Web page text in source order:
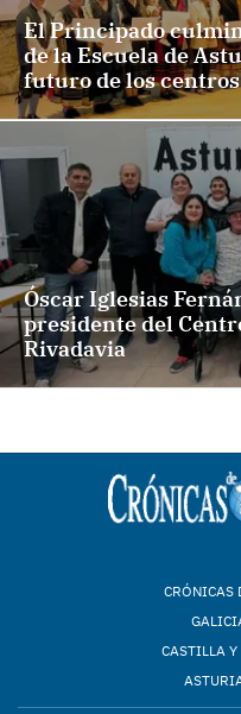
El Principado
de la Escuela de
futuro de los
Óscar Iglesias
presidente del
Rivadavia
CRÓNICAS
CASTILLA Y